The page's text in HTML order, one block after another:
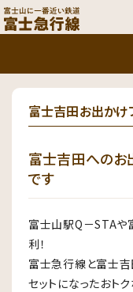
富士吉田お出かけ
富士吉田へのお
です
富士山駅Q－STAや
利！
富士急行線と富士吉
セットになったおト